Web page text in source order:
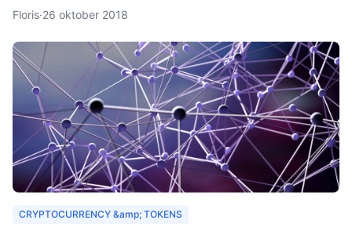
voor het hergebruik van materialen. We gaan dan
Floris·26 oktober 2018
CRYPTOCURRENCY &amp; TOKENS